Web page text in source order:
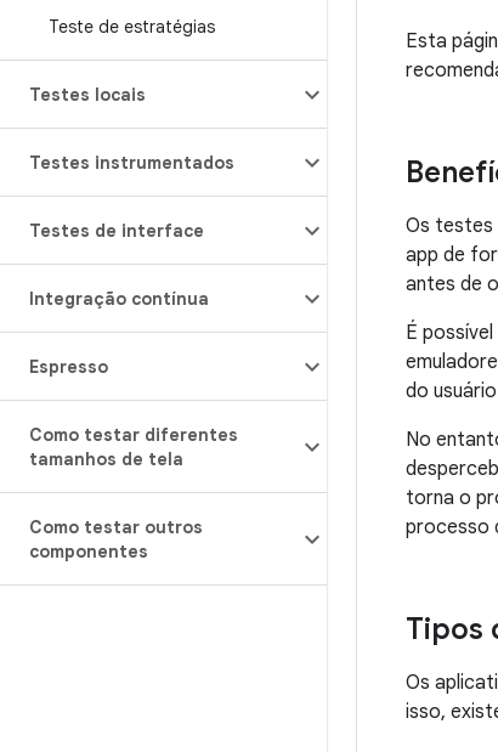
Teste de estratégias
Testes locais
Testes instrumentados
Testes de interface
Integração contínua
Espresso
Como testar diferentes
tamanhos de tela
Como testar outros
componentes
Esta
Os testes
app de
antes de
É
do
No
torna o
processo
Tipos
Os
isso,